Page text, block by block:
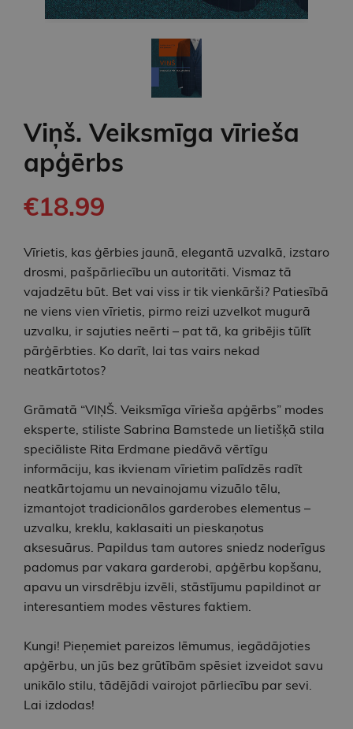
Viņš. Veiksmīga vīrieša
apģērbs
€18.99
Vīrietis, kas ģērbies jaunā, elegantā uzvalkā, izstaro
drosmi, pašpārliecību un autoritāti. Vismaz tā
vajadzētu būt. Bet vai viss ir tik vienkārši? Patiesībā
ne viens vien vīrietis, pirmo reizi uzvelkot mugurā
uzvalku, ir sajuties neērti – pat tā, ka gribējis tūlīt
pārģērbties. Ko darīt, lai tas vairs nekad
neatkārtotos?
Grāmatā “VIŅŠ. Veiksmīga vīrieša apģērbs” modes
eksperte, stiliste Sabrina Bamstede un lietišķā stila
speciāliste Rita Erdmane piedāvā vērtīgu
informāciju, kas ikvienam vīrietim palīdzēs radīt
neatkārtojamu un nevainojamu vizuālo tēlu,
izmantojot tradicionālos garderobes elementus –
uzvalku, kreklu, kaklasaiti un pieskaņotus
aksesuārus. Papildus tam autores sniedz noderīgus
padomus par vakara garderobi, apģērbu kopšanu,
apavu un virsdrēbju izvēli, stāstījumu papildinot ar
interesantiem modes vēstures faktiem.
Kungi! Pieņemiet pareizos lēmumus, iegādājoties
apģērbu, un jūs bez grūtībām spēsiet izveidot savu
unikālo stilu, tādējādi vairojot pārliecību par sevi.
Lai izdodas!